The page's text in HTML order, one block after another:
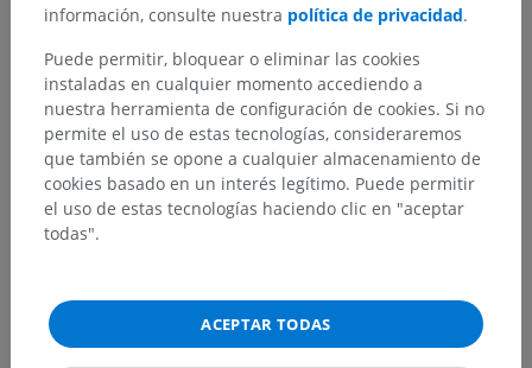
DESCARGAR LA APLICACIÓN
información, consulte nuestra política de privacidad.
Puede permitir, bloquear o eliminar las cookies
instaladas en cualquier momento accediendo a
nuestra herramienta de configuración de cookies. Si no
permite el uso de estas tecnologías, consideraremos
que también se opone a cualquier almacenamiento de
cookies basado en un interés legítimo. Puede permitir
el uso de estas tecnologías haciendo clic en "aceptar
todas".
ACEPTAR TODAS